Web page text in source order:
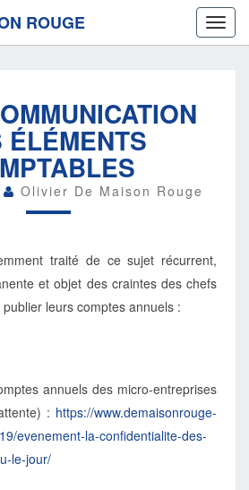
ROUGE
LA
COMMUNICATION
DES
ÉLÉMENTS
COMPTABLES
ÉLÉMENTS
Olivier De Maison Rouge
traité de ce sujet récurrent,
et objet des craintes des chefs
leurs comptes annuels :
annuels des micro-entreprises
: https://www.demaisonrouge-
evenement-la-confidentialite-des-
le-jour/